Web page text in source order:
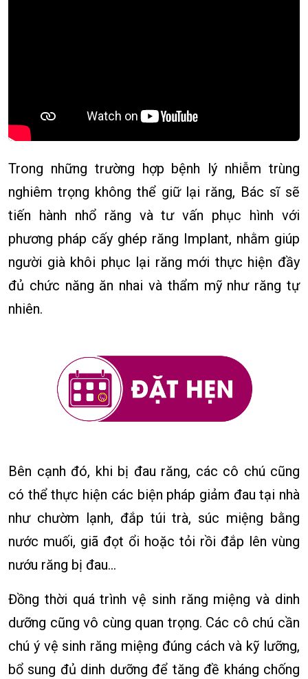
Trong những trường hợp bệnh lý nhiễm trùng
nghiêm trọng không thể giữ lại răng, Bác sĩ sẽ
tiến hành nhổ răng và tư vấn phục hình với
phương pháp cấy ghép răng Implant, nhằm giúp
người già khôi phục lại răng mới thực hiện đầy
đủ chức năng ăn nhai và thẩm mỹ như răng tự
nhiên.
Bên cạnh đó, khi bị đau răng, các cô chú cũng
có thể thực hiện các biện pháp giảm đau tại nhà
như chườm lạnh, đắp túi trà, súc miệng bằng
nước muối, giã đọt ổi hoặc tỏi rồi đắp lên vùng
nướu răng bị đau…
Đồng thời quá trình vệ sinh răng miệng và dinh
dưỡng cũng vô cùng quan trọng. Các cô chú cần
chú ý vệ sinh răng miệng đúng cách và kỹ lưỡng,
bổ sung đủ dinh dưỡng để tăng đề kháng chống